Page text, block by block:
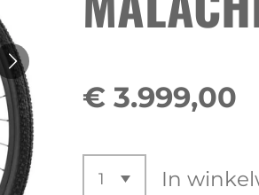
€ 3.999,00
In